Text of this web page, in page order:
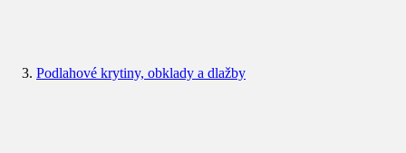
Podlahové krytiny, obklady a dlažby